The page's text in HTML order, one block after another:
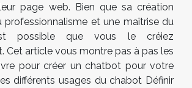
page web. Bien que sa création
professionnalisme et une maîtrise du
possible que vous le créiez
Cet article vous montre pas à pas les
pour créer un chatbot pour votre
différents usages du chabot Définir